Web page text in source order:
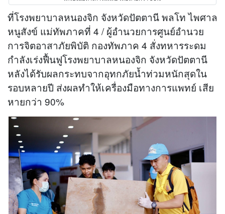
ที่โรงพยาบาลหนองจิก จังหวัดปัตตานี พลโท ไพศาล
หนูสังข์ แม่ทัพภาคที่ 4 / ผู้อำนวยการศูนย์อำนวย
การจิตอาสาภัยพิบัติ กองทัพภาค 4 สั่งทหารระดม
กำลังเร่งฟื้นฟูโรงพยาบาลหนองจิก จังหวัดปัตตานี
หลังได้รับผลกระทบจากอุทกภัยน้ำท่วมหนักสุดใน
รอบหลายปี ส่งผลทำให้เครื่องมือทางการแพทย์ เสีย
หายกว่า 90%